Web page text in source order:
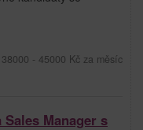
38000 - 45000 Kč za měsíc
Manager s